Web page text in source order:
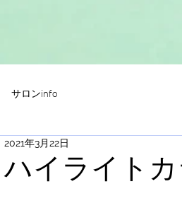
サロンinfo
ハイライト
2021年3月22日